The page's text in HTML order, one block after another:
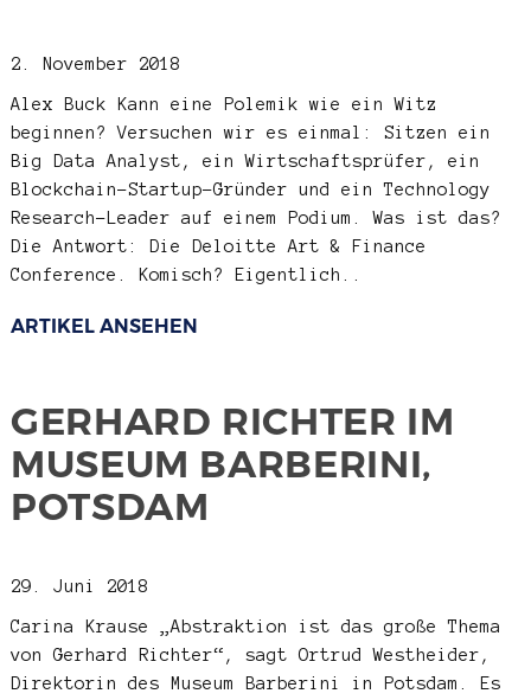
2. November 2018
Alex Buck Kann eine Polemik wie ein Witz
beginnen? Versuchen wir es einmal: Sitzen ein
Big Data Analyst, ein Wirtschaftsprüfer, ein
Blockchain-Startup-Gründer und ein Technology
Research-Leader auf einem Podium. Was ist das?
Die Antwort: Die Deloitte Art & Finance
Conference. Komisch? Eigentlich..
ARTIKEL ANSEHEN
GERHARD RICHTER IM
MUSEUM BARBERINI,
POTSDAM
29. Juni 2018
Carina Krause
„Abstraktion ist das große Thema
von Gerhard Richter“, sagt Ortrud Westheider,
Direktorin des Museum Barberini in Potsdam. Es